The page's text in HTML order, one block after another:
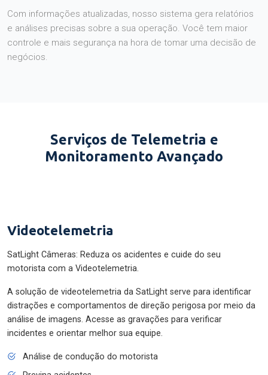
Com informações atualizadas, nosso sistema gera relatórios
e análises precisas sobre a sua operação. Você tem maior
controle e mais segurança na hora de tomar uma decisão de
negócios.
Serviços de Telemetria e
Monitoramento Avançado
Videotelemetria
SatLight Câmeras: Reduza os acidentes e cuide do seu
motorista com a Videotelemetria.
A solução de videotelemetria da SatLight serve para identificar
distrações e comportamentos de direção perigosa por meio da
análise de imagens. Acesse as gravações para verificar
incidentes e orientar melhor sua equipe.
Análise de condução do motorista